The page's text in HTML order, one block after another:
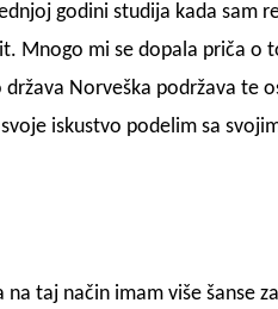
godini studija kada sam
Mnogo mi se dopala priča o
Norveška podržava te
iskustvo podelim sa
taj način imam više šanse